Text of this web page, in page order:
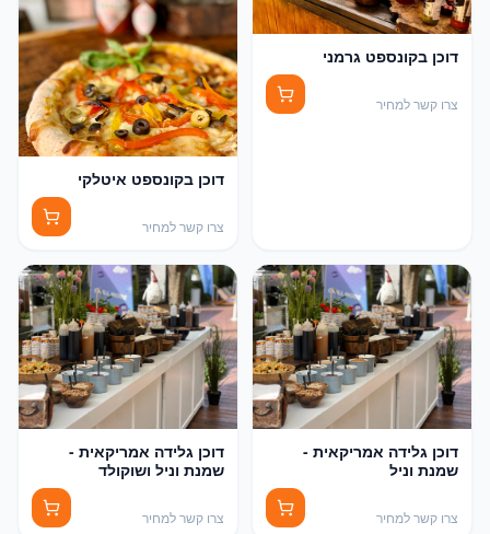
דוכן בקונספט גרמני
צרו קשר למחיר
דוכן בקונספט איטלקי
צרו קשר למחיר
דוכן גלידה אמריקאית -
שמנת וניל
צרו קשר למחיר
דוכן גלידה אמריקאית -
שמנת וניל ושוקולד
צרו קשר למחיר